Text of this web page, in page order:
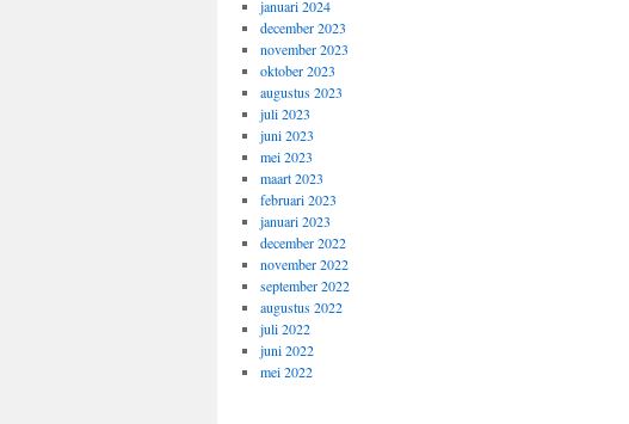
januari 2024
december 2023
november 2023
oktober 2023
augustus 2023
juli 2023
juni 2023
mei 2023
maart 2023
februari 2023
januari 2023
december 2022
november 2022
september 2022
augustus 2022
juli 2022
juni 2022
mei 2022